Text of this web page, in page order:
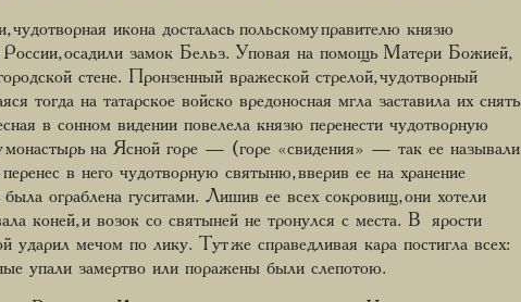
икона досталась польскому правителю князю
осадили замок Бельз. Уповая на помощь Матери Божией,
стене. Пронзенный вражеской стрелой, чудотворный
тогда на татарское войско вредоносная мгла заставила их снять
в сонном видении повелела князю перенести чудотворную
монастырь на Ясной горе — (горе «свидения» — так ее называли
в него чудотворную святыню, вверив ее на хранение
ограблена гуситами. Лишив ее всех сокровищ, они хотели
коней, и возок со святыней не тронулся с места. В ярости
ударил мечом по лику. Тут же справедливая кара постигла всех:
упали замертво или поражены были слепотою.